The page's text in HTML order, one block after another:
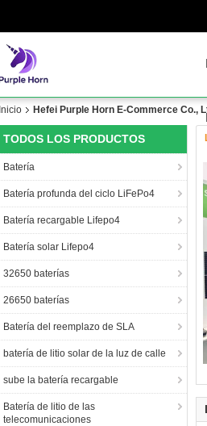
Inicio Hefei Purple Horn E-Commerce Co.,
TODOS LOS PRODUCTOS
Batería
Batería profunda del ciclo LiFePo4
Batería recargable Lifepo4
Batería solar Lifepo4
32650 baterías
26650 baterías
Batería del reemplazo de SLA
batería de litio solar de la luz de calle
sube la batería recargable
Batería de litio de las
telecomunicaciones